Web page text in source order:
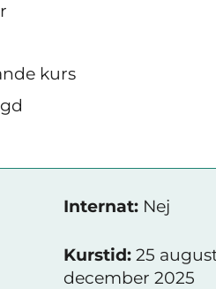
kurs
Internat: Nej
Kurstid: 25
december 2025